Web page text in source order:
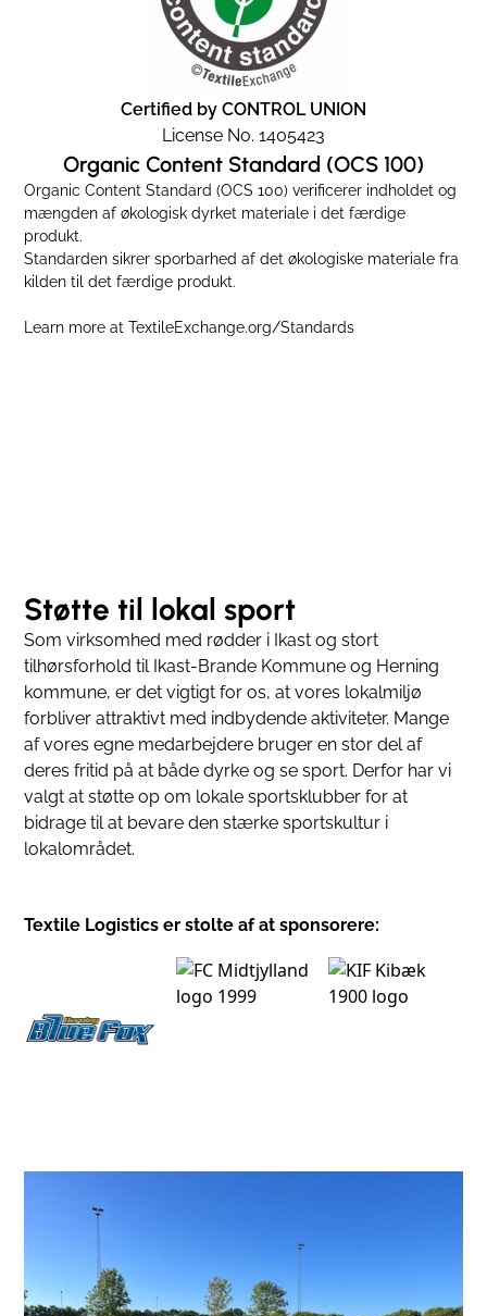
Certified by CONTROL UNION
License No. 1405423
Organic Content Standard (OCS 100)
Organic Content Standard (OCS 100) verificerer indholdet og
mængden af økologisk dyrket materiale i det færdige
produkt.
Standarden sikrer sporbarhed af det økologiske materiale fra
kilden til det færdige produkt.
Learn more atTextileExchange.org/Standards
Støtte til lokal sport
Som virksomhed med rødder i Ikast og stort
tilhørsforhold til Ikast-Brande Kommune og Herning
kommune, er det vigtigt for os, at vores lokalmiljø
forbliver attraktivt med indbydende aktiviteter. Mange
af vores egne medarbejdere bruger en stor del af
deres fritid på at både dyrke og se sport. Derfor har vi
valgt at støtte op om lokale sportsklubber for at
bidrage til at bevare den stærke sportskultur i
lokalområdet.
Textile Logistics er stolte af at sponsorere: